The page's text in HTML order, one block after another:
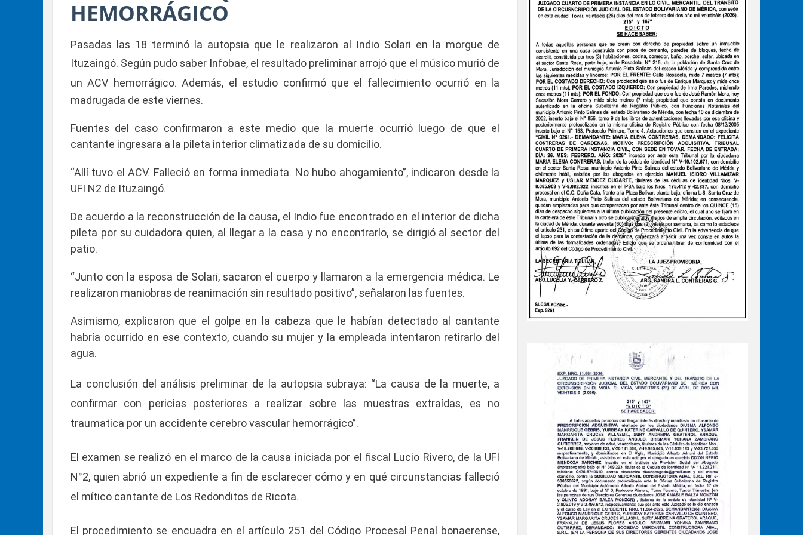
HEMORRÁGICO
Pasadas las 18 terminó la autopsia que le realizaron al Indio Solari en la morgue de
Ituzaingó. Según pudo saber Infobae, el resultado preliminar arrojó que el músico murió de
un ACV hemorrágico. Además, el estudio confirmó que el fallecimiento ocurrió en la
madrugada de este viernes.
Fuentes del caso confirmaron a este medio que la muerte ocurrió luego de que el
cantante ingresara a la pileta interior climatizada de su domicilio.
“Allí tuvo el ACV. Falleció en forma inmediata. No hubo ahogamiento”, indicaron desde la
UFI N2 de Ituzaingó.
De acuerdo a la reconstrucción de la causa, el Indio fue encontrado en el interior de dicha
pileta por su cuidadora quien, al llegar a la casa y no encontrarlo, se dirigió al sector del
patio.
“Junto con la esposa de Solari, sacaron el cuerpo y llamaron a la emergencia médica. Le
realizaron maniobras de reanimación sin resultado positivo”, señalaron las fuentes.
Asimismo, explicaron que el golpe en la cabeza que le habían detectado al cantante
habría ocurrido en ese contexto, cuando su mujer y la empleada intentaron retirarlo del
agua.
La conclusión del análisis preliminar de la autopsia subraya: “La causa de la muerte, a
confirmar con pericias posteriores a realizar sobre las muestras extraídas, es no
traumatica por un accidente cerebro vascular hemorrágico”.
El examen se realizó en el marco de la causa iniciada por el fiscal Lucio Rivero, de la UFI
N°2, quien abrió un expediente a fin de esclarecer cómo y en qué circunstancias falleció
el mítico cantante de Los Redonditos de Ricota.
El procedimiento se encuadra en el artículo 251 del Código Procesal Penal bonaerense,